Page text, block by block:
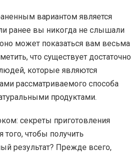
вариантом является
ранее вы никогда не слышали
может показаться вам весьма
что существует достаточно
которые являются
рассматриваемого способа
продуктами.
того, чтобы получить
результат? Прежде всего,